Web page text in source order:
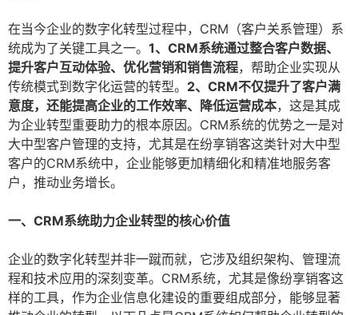
在当今企业的数字化转型过程中，CRM（客户关系管理）系
统成为了关键工具之一。 1、CRM系统通过整合客户数据、
提升客户互动体验、优化营销和销售流程，帮助企业实现从
传统模式到数字化运营的转型。 2、CRM不仅提升了客户满
意度，还能提高企业的工作效率、降低运营成本，这是其成
为企业转型重要助力的根本原因。CRM系统的优势之一是对
大中型客户管理的支持，尤其是在纷享销客这类针对大中型
客户的CRM系统中，企业能够更加精细化和精准地服务客
户，推动业务增长。
一、CRM系统助力企业转型的核心价值
企业的数字化转型并非一蹴而就，它涉及组织架构、管理流
程和技术应用的深刻变革。CRM系统，尤其是像纷享销客这
样的工具，作为企业信息化建设的重要组成部分，能够显著